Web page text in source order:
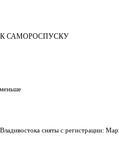
К САМОРОСПУСКУ
сняты с регистрации: